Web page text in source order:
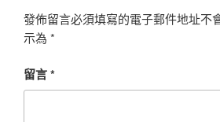
發佈留言必須填寫的電子郵件地址不
示為 *
留言*